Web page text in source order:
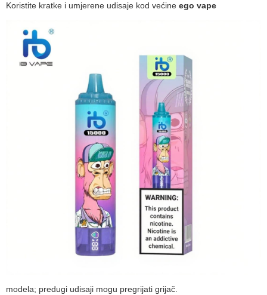
Koristite kratke i umjerene udisaje kod većine ego vape
modela; predugi udisaji mogu pregrijati grijač.